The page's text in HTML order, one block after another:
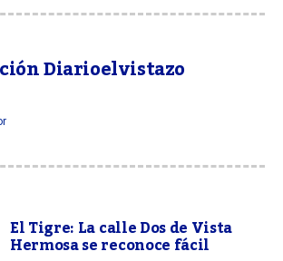
Diarioelvistazo
El Tigre: La calle Dos de Vista
Hermosa se reconoce fácil